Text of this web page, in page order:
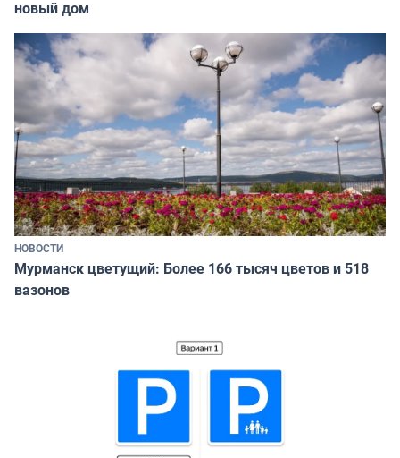
новый дом
НОВОСТИ
Мурманск цветущий: Более 166 тысяч цветов и 518
вазонов